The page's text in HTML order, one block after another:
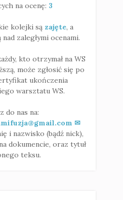
na ocenę: 3
kolejki są zajęte, a
zaległymi ocenami.
kto otrzymał na WS
może zgłosić się po
ukończenia
warsztatu WS.
do nas na:
✉
i nazwisko (bądź nick),
dokumencie, oraz tytuł
teksu.